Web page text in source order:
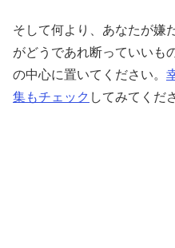
そして何より、あなたが嫌
がどうであれ断っていいも
の中心に置いてください。
集もチェック してみてくだ